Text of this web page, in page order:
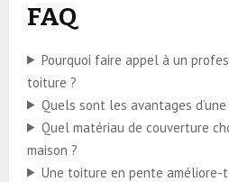
FAQ
Pourquoi faire appel à un
toiture ?
Quels sont les avantages
Quel matériau de couverture
maison ?
Une toiture en pente améliore-